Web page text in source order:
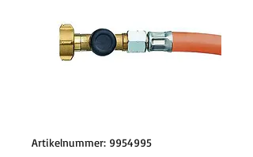
Artikelnummer: 9954995